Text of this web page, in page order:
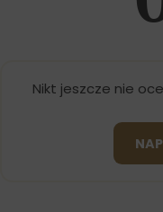
Nikt jeszcze nie